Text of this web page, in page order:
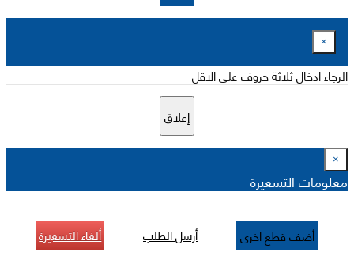
×
الرجاء ادخال ثلاثة حروف على الاقل
إغلاق
×
معلومات التسعيرة
أضف قطع اخرى أرسل الطلب ألغاء التسعيرة